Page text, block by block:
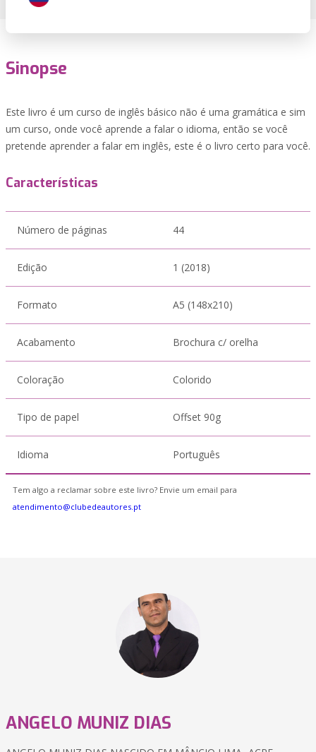
Sinopse
Este livro é um curso de inglês básico não é uma gramática e sim
um curso, onde você aprende a falar o idioma, então se você
pretende aprender a falar em inglês, este é o livro certo para você.
Características
Número de páginas 44
Edição 1 (2018)
Formato A5 (148x210)
Acabamento Brochura c/ orelha
Coloração Colorido
Tipo de papel Offset 90g
Idioma Português
Tem algo a reclamar sobre este livro? Envie um email para
atendimento@clubedeautores.pt
ANGELO MUNIZ DIAS